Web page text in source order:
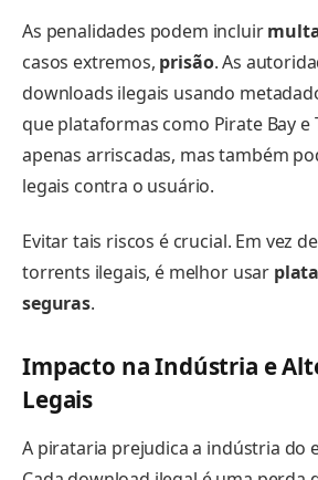
As penalidades podem incluir
casos extremos, prisão. As
downloads ilegais usando
que plataformas como Pirate Bay e
apenas arriscadas, mas também
legais contra o usuário.
Evitar tais riscos é crucial. Em vez
torrents ilegais, é melhor usar
seguras.
Impacto na Indústria e
Legais
A pirataria prejudica a indústria do